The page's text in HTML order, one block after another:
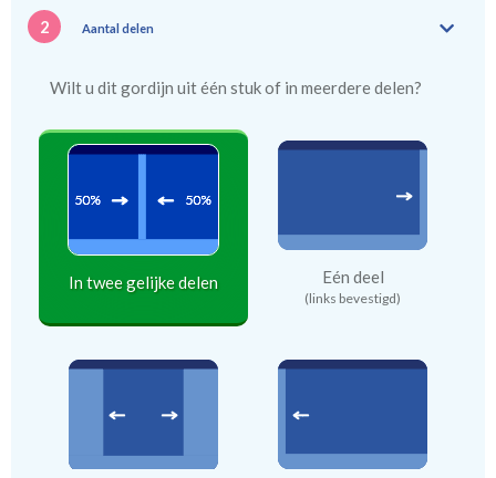
2 Aantal delen
Wilt u dit gordijn uit één stuk of in meerdere delen?
In twee gelijke delen Eén deel
(links bevestigd)